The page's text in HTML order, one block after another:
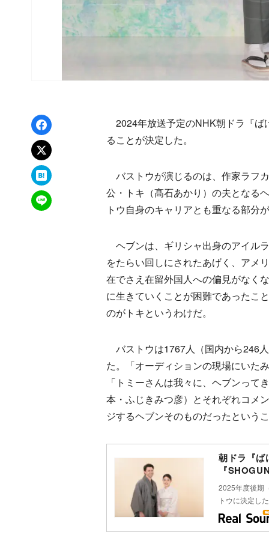
Facebookでシェア
xでポスト
はてなブックマーク
LINEで送る
2024年放送予定のNHK朝ドラ『ば
ることが決定した。
バストウが演じるのは、作家ラフ
公・トキ（髙石あかり）の夫となる
トウ自身のキャリアとも重なる部分
ヘブンは、ギリシャ出身のアイル
をたらい回しにされたあげく、アメ
在でさえ在留外国人への偏見がなく
に生きていくことが困難であったこ
のがトキというわけだ。
バストウは1767人（国内から246
た。「オーディションの現場にいた
「トミーさんは我々に、ヘブンっ
本・ふじきみつ彦）とそれぞれコメ
ジするヘブンそのものだったという
朝ドラ『
『
2025年度後期
トウに決定